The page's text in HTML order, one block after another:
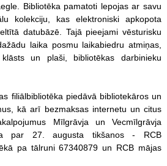
Bibliotēka pamatoti lepojas ar savu
kolekciju, kas elektroniski apkopota
datubāzē. Tajā pieejami vēsturisku
laika posmu laikabiedru atmiņas,
un plaši, bibliotēkas darbinieku
filiālbibliotēka piedāvā bibliotekāros un
kā arī bezmaksas internetu un citus
Mīlgrāvja un Vecmīlgrāvja
par 27. augusta tikšanos - RCB
pa tālruni 67340879 un RCB mājas